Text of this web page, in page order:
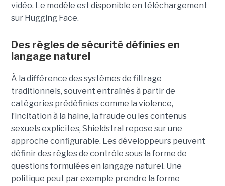
vidéo. Le modèle est disponible en téléchargement
sur Hugging Face.
Des règles de sécurité définies en
langage naturel
À la différence des systèmes de filtrage
traditionnels, souvent entraînés à partir de
catégories prédéfinies comme la violence,
l’incitation à la haine, la fraude ou les contenus
sexuels explicites, Shieldstral repose sur une
approche configurable. Les développeurs peuvent
définir des règles de contrôle sous la forme de
questions formulées en langage naturel. Une
politique peut par exemple prendre la forme